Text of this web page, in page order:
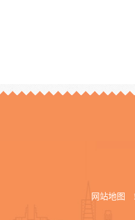
网站地图